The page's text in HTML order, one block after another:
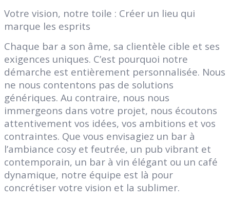
Votre vision, notre toile : Créer un lieu qui
marque les esprits
Chaque bar a son âme, sa clientèle cible et ses
exigences uniques. C’est pourquoi notre
démarche est entièrement personnalisée. Nous
ne nous contentons pas de solutions
génériques. Au contraire, nous nous
immergeons dans votre projet, nous écoutons
attentivement vos idées, vos ambitions et vos
contraintes. Que vous envisagiez un bar à
l’ambiance cosy et feutrée, un pub vibrant et
contemporain, un bar à vin élégant ou un café
dynamique, notre équipe est là pour
concrétiser votre vision et la sublimer.